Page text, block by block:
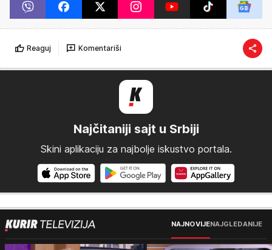
Reaguj Komentariši
Najčitaniji sajt u Srbiji
Skini aplikaciju za najbolje iskustvo portala.
NAJNOVIJENAJGLEDANIJE